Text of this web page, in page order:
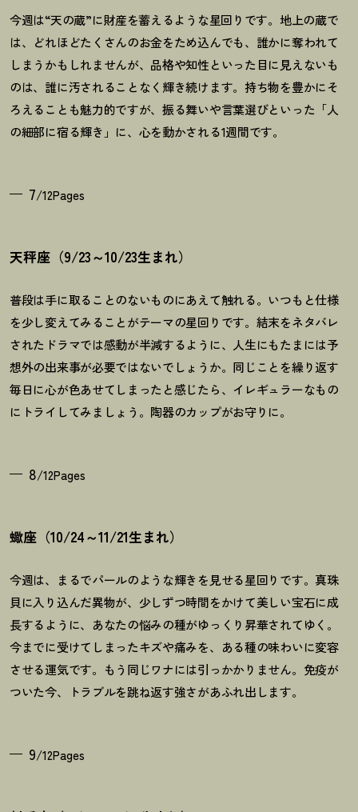
今週は“天の蔵”に財産を蓄えるような星回りです。地上の蔵で
は、どれほどたくさんのお金をため込んでも、誰かに奪われて
しまうかもしれませんが、品格や知性といった目に見えないも
のは、誰に汚されることなく輝き続けます。持ち物を豊かにそ
ろえることも魅力的ですが、振る舞いや言葉選びといった「人
の細部に宿る輝き」に、心を動かされる1週間です。
7/12Pages
天秤座（9/23～10/23生まれ）
普段は手に取ることのないものにあえて触れる。いつもと仕様
を少し変えてみることがテーマの星回りです。結末をネタバレ
されたドラマでは感動が半減するように、人生にもたまには予
想外の出来事が必要ではないでしょうか。同じことを繰り返す
毎日に心が色あせてしまったと感じたら、イレギュラーなもの
にトライしてみましょう。陶器のカップがお守りに。
8/12Pages
蠍座（10/24～11/21生まれ）
今週は、まるでパールのような輝きを見せる星回りです。真珠
貝に入り込んだ異物が、少しずつ時間をかけて美しい宝石に成
長するように、あなたの悩みの種がゆっくり昇華されてゆく。
今までに受けてしまったキズや痛みを、ある種の味わいに変容
させる運気です。もう同じワナには引っかかりません。免疫が
ついた今、トラブルを跳ね返す強さがあふれ出します。
9/12Pages